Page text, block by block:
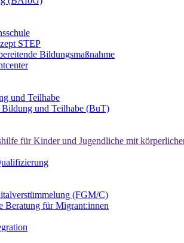
STEP
Bildungsmaßnahme
und Teilhabe
und Teilhabe (BuT)
für Kinder und Jugendliche mit
(FGM/C)
Beratung für Migrant:innen